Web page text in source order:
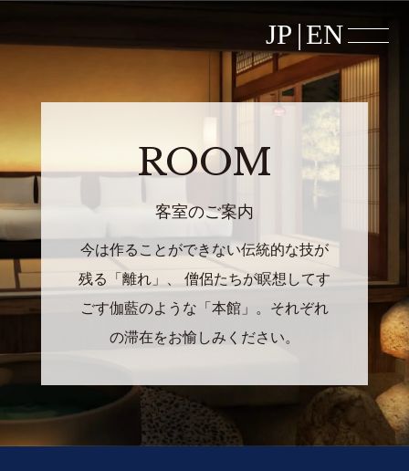
JP |EN
ROOM
客室のご案内
今は作ることができない伝統的な技が
残る「離れ」、 僧侶たちが瞑想してす
ごす伽藍のような「本館」。それぞれ
の滞在をお愉しみください。